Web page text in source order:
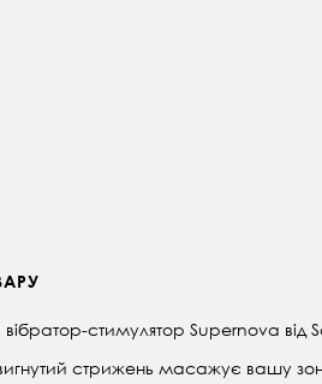
стимулятор Supernova від
стрижень масажує вашу